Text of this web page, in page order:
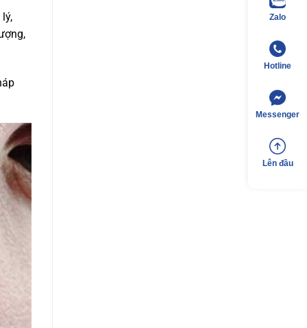
Zalo
Hotline
Messenger
Lên đầu